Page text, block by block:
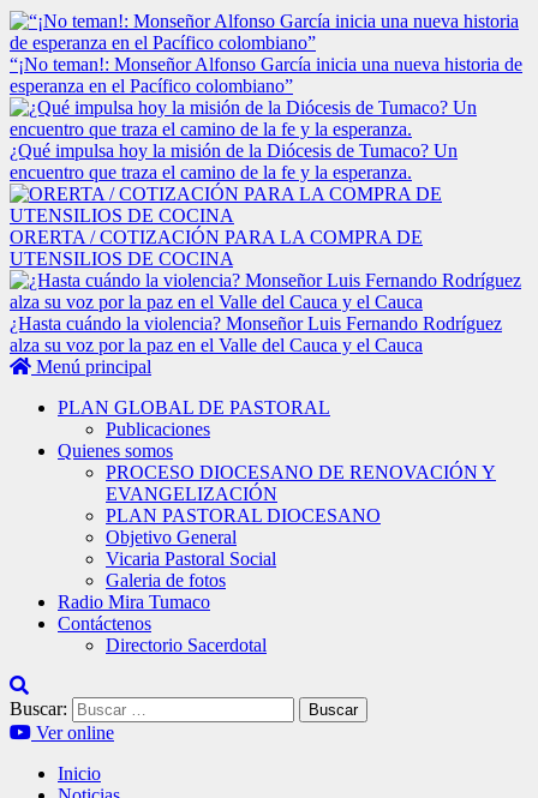
“¡No teman!: Monseñor Alfonso García inicia una nueva historia de
esperanza en el Pacífico colombiano”
¿Qué impulsa hoy la misión de la Diócesis de Tumaco? Un
encuentro que traza el camino de la fe y la esperanza.
ORERTA / COTIZACIÓN PARA LA COMPRA DE
UTENSILIOS DE COCINA
¿Hasta cuándo la violencia? Monseñor Luis Fernando Rodríguez
alza su voz por la paz en el Valle del Cauca y el Cauca
Menú principal
PLAN GLOBAL DE PASTORAL
Publicaciones
Quienes somos
PROCESO DIOCESANO DE RENOVACIÓN Y
EVANGELIZACIÓN
PLAN PASTORAL DIOCESANO
Objetivo General
Vicaria Pastoral Social
Galeria de fotos
Radio Mira Tumaco
Contáctenos
Directorio Sacerdotal
Buscar:
Ver online
Inicio